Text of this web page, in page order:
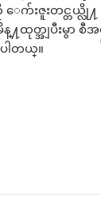
က်းဇူးတင္တယ္
န္႔ထုတ္အျပီးမွာ
ါတယ္။